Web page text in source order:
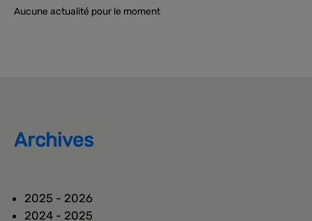
Aucune actualité pour le moment
Archives
2025 - 2026
2024 - 2025